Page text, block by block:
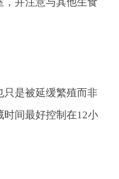
只是被延缓繁殖而非
时间最好控制在12小